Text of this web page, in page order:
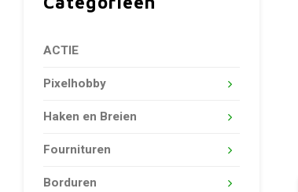
ACTIE
Pixelhobby
Haken en Breien
Fournituren
Borduren